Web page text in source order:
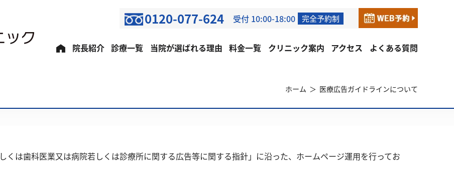
0120-077-624 受付 10:00-18:00 完全予約制
院長紹介 診療一覧 当院が選ばれる理由 料金一覧 クリニック案内 アクセス よくある質問
ホーム 医療広告ガイドラインについて
くは歯科医業又は病院若しくは診療所に関する広告等に関する指針」に沿った、ホームページ運用を行ってお